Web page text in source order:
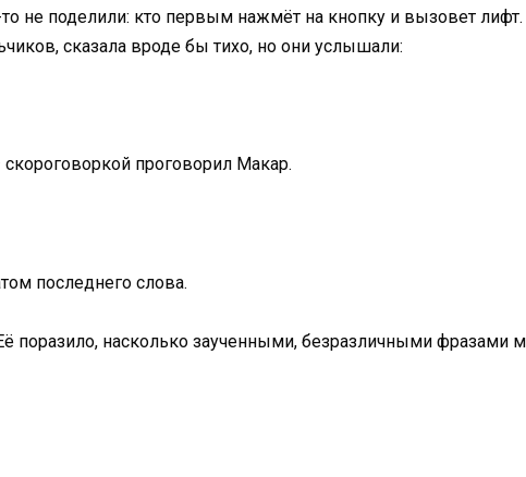
не поделили: кто первым нажмёт на кнопку и вызовет
сказала вроде бы тихо, но они услышали:
проговорил Макар.
последнего слова.
поразило, насколько заученными, безразличными фразами